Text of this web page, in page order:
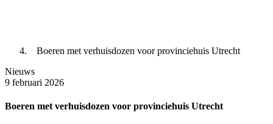
Boeren met verhuisdozen voor provinciehuis Utrecht
Nieuws
9 februari 2026
Boeren met verhuisdozen voor provinciehuis Utrecht